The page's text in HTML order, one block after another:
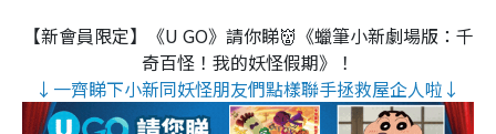
【新會員限定】《U GO》請你睇👹《蠟筆小新劇場版：千
奇百怪！我的妖怪假期》！
↓一齊睇下小新同妖怪朋友們點樣聯手拯救屋企人啦↓